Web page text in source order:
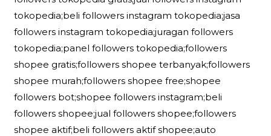
tokopedia;beli followers instagram tokopedia;jasa
followers instagram tokopedia;juragan followers
tokopedia;panel followers tokopedia;followers
shopee gratis;followers shopee terbanyak;followers
shopee murah;followers shopee free;shopee
followers bot;shopee followers instagram;beli
followers shopee;jual followers shopee;followers
shopee aktif;beli followers aktif shopee;auto